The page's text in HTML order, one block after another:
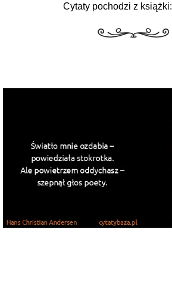
Cytaty pochodzi z książki: